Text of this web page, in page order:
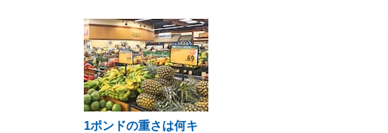
1ポンドの重さは何キ